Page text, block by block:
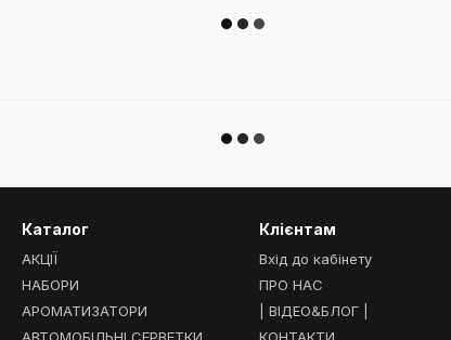
Каталог
АКЦІЇ
НАБОРИ
АРОМАТИЗАТОРИ
Клієнтам
Вхід до кабінету
ПРО НАС
| ВІДЕО&БЛОГ |